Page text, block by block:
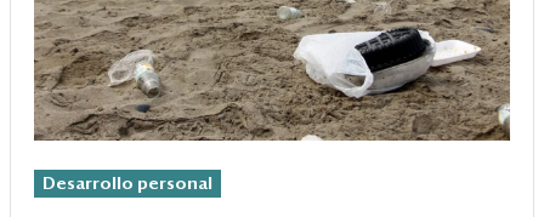
Desarrollo personal